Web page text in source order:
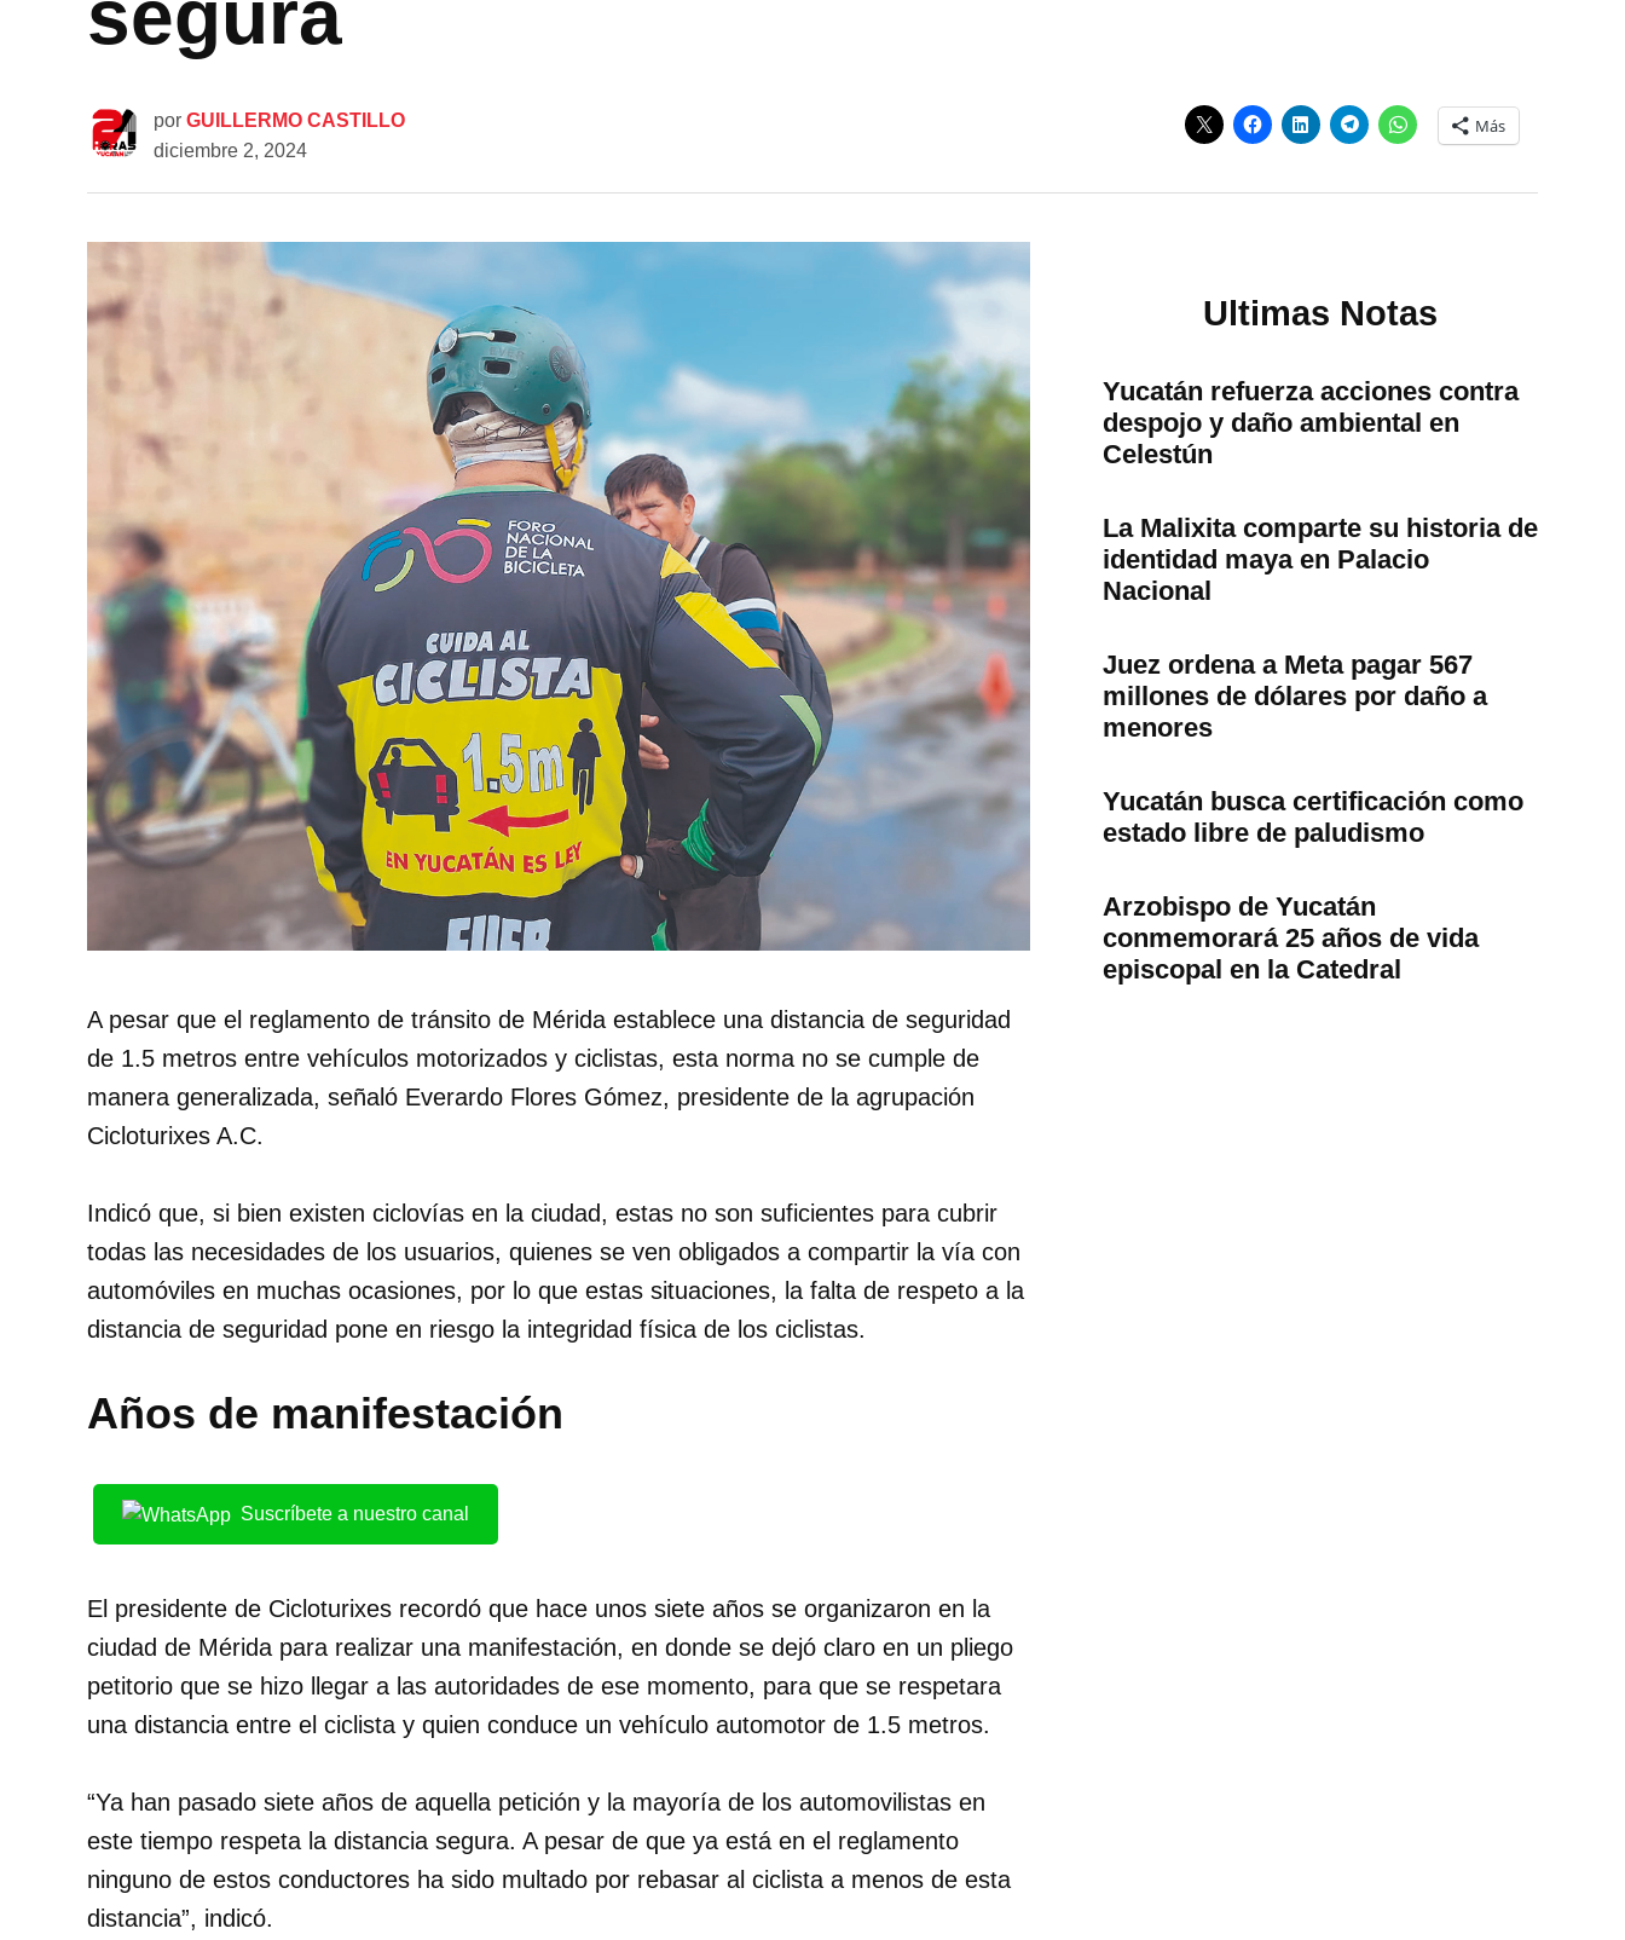
por GUILLERMO CASTILLO
diciembre 2, 2024
Más
A pesar que el reglamento de tránsito de Mérida establece una distancia de seguridad
de 1.5 metros entre vehículos motorizados y ciclistas, esta norma no se cumple de
manera generalizada, señaló Everardo Flores Gómez, presidente de la agrupación
Cicloturixes A.C.
Indicó que, si bien existen ciclovías en la ciudad, estas no son suficientes para cubrir
todas las necesidades de los usuarios, quienes se ven obligados a compartir la vía con
automóviles en muchas ocasiones, por lo que estas situaciones, la falta de respeto a la
distancia de seguridad pone en riesgo la integridad física de los ciclistas.
Años de manifestación
Suscríbete a nuestro canal
El presidente de Cicloturixes recordó que hace unos siete años se organizaron en la
ciudad de Mérida para realizar una manifestación, en donde se dejó claro en un pliego
petitorio que se hizo llegar a las autoridades de ese momento, para que se respetara
una distancia entre el ciclista y quien conduce un vehículo automotor de 1.5 metros.
“Ya han pasado siete años de aquella petición y la mayoría de los automovilistas en
este tiempo respeta la distancia segura. A pesar de que ya está en el reglamento
ninguno de estos conductores ha sido multado por rebasar al ciclista a menos de esta
distancia”, indicó.
Ultimas Notas
Yucatán refuerza acciones contra
despojo y daño ambiental en
Celestún
La Malixita comparte su historia de
identidad maya en Palacio
Nacional
Juez ordena a Meta pagar 567
millones de dólares por daño a
menores
Yucatán busca certificación como
estado libre de paludismo
Arzobispo de Yucatán
conmemorará 25 años de vida
episcopal en la Catedral